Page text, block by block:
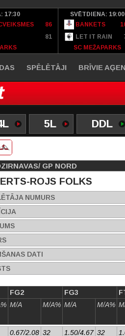
17:30
86
81
SVĒTDIENA: 19:00
BANKETS
LET IT RAIN
SC MEŽAPARKS
SPĒLĒTĀJI BRĪVIE
5L DDL
GP NORD
ROJS FOLKS
NUMURS
DATI
FG2 FG3
M/A M/A% M/A M/A%
0.67/2.08 32 1.50/4.67 32